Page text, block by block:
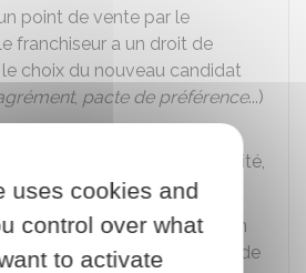
point de vente par le
franchiseur a un droit de
choix du nouveau candidat
, pacte de préférence...)
territoriales, zones d'exclusivité,
confidentialité: interdiction
de divulguer le savoir-faire de
uses cookies and
control over what
to activate